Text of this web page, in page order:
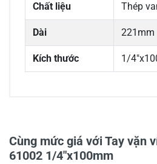
Chất liệu Thép
Dài 221mm
Kích thước 1/
Cùng mức giá với Tay vặn
61002 1/4"x100mm